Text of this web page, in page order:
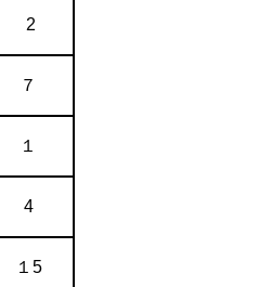
2
７
１
4
１5